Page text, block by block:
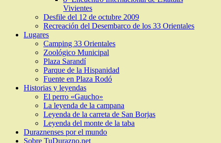
Vivientes
Desfile del 12 de octubre 2009
Recreación del Desembarco de los 33 Orientales
Lugares
Camping 33 Orientales
Zoológico Municipal
Plaza Sarandí
Parque de la Hispanidad
Fuente en Plaza Rodó
Historias y leyendas
El perro «Gaucho»
La leyenda de la campana
Leyenda de la carreta de San Borjas
Leyenda del monte de la taba
Duraznenses por el mundo
Sobre TuDurazno.net